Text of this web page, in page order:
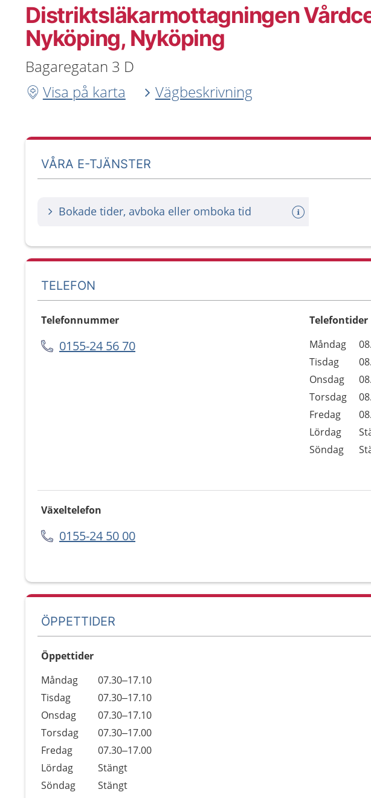
Distriktsläkarmottagningen
Nyköping, Nyköping
Bagaregatan 3 D
Visa på karta
Vägbeskrivning
VÅRA E-TJÄNSTER
Bokade tider, avboka eller omboka tid
TELEFON
Telefonnummer
0155-24 56 70
Telefontider
Dag
Öppettider
Måndag
Tisdag
Onsdag
Torsdag
Fredag
Lördag
Söndag
Växeltelefon
0155-24 50 00
ÖPPETTIDER
Öppettider
Dag
Öppettider
Kommentarer
Måndag
07.30–17.10
Tisdag
07.30–17.10
Onsdag
07.30–17.10
Torsdag
07.30–17.00
Fredag
07.30–17.00
Lördag
Stängt
Söndag
Stängt